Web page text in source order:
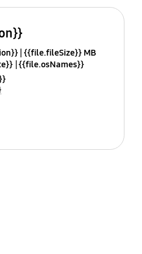
{{file.fileSize}} MB
{{file.osNames}}